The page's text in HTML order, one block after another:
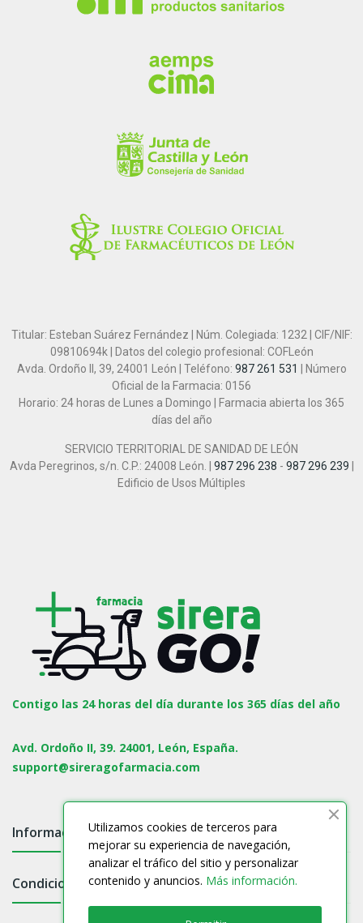
Titular: Esteban Suárez Fernández | Núm. Colegiada: 1232 | CIF/NIF:
09810694k | Datos del colegio profesional: COFLeón
Avda. Ordoño II, 39, 24001 León | Teléfono: 987 261 531
| Número
Oficial de la Farmacia: 0156
Horario: 24 horas de Lunes a Domingo | Farmacia abierta los 365
días del año
SERVICIO TERRITORIAL DE SANIDAD DE LEÓN
Avda Peregrinos, s/n. C.P.: 24008 León. | 987 296 238 - 987 296 239
Edificio de Usos Múltiples
Contigo las 24 horas del día durante los 365 días del año
Avd. Ordoño II, 39. 24001, León, España.
support@sireragofarmacia.com
Información
Condiciones
Utilizamos cookies de terceros para
mejorar su experiencia de navegación,
analizar el tráfico del sitio y personalizar
contenido y anuncios. Más información.